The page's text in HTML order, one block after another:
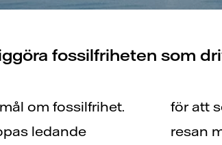
fossilfriheten som
om fossilfrihet.
ledande
Följ oss på
resan